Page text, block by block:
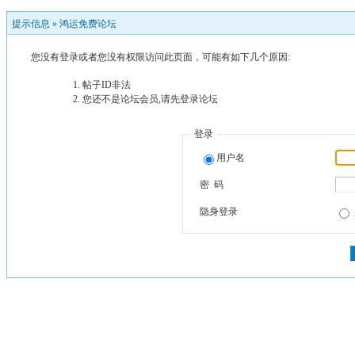
提示信息 » 鸿运免费论坛
您没有登录或者您没有权限访问此页面，可能有如下几个原因:
帖子ID非法
您还不是论坛会员,请先登录论坛
登录
用户名
密 码
隐身登录